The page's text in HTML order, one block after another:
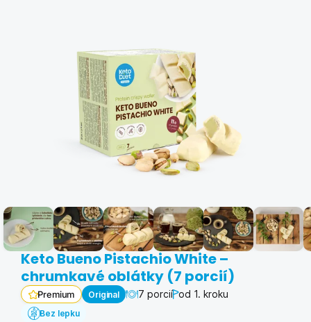
Keto Bueno Pistachio White –
chrumkavé oblátky (7 porcií)
Premium Original 7 porcií od 1. kroku
Bez lepku